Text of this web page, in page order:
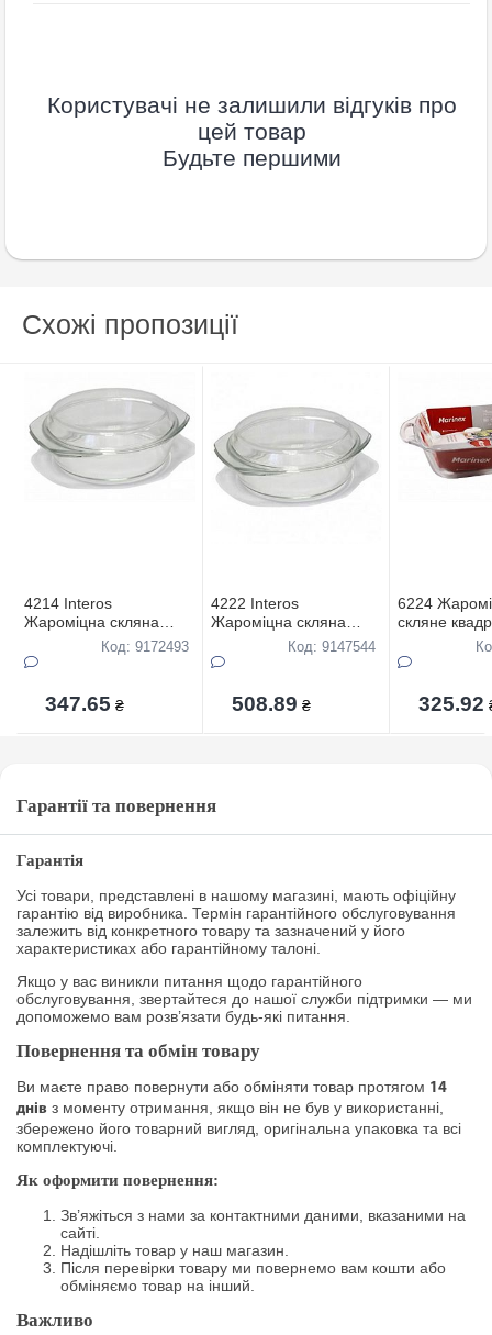
Користувачі не залишили відгуків про
цей товар
Будьте першими
Схожі пропозиції
4214 Interos
Жароміцна скляна
каструля об`єм 2,5 л
Код: 9172493
347.65 ₴
4222 Interos
Жароміцна скляна
каструля об`єм 3,0 л
Код: 9147544
508.89 ₴
6224
скляне
з ручками
325.92
Гарантії та повернення
Гарантія
Усі товари, представлені в нашому магазині, мають офіційну
гарантію від виробника. Термін гарантійного обслуговування
залежить від конкретного товару та зазначений у його
характеристиках або гарантійному талоні.
Якщо у вас виникли питання щодо гарантійного
обслуговування, звертайтеся до нашої служби підтримки — ми
допоможемо вам розв’язати будь-які питання.
Повернення та обмін товару
Ви маєте право повернути або обміняти товар протягом 14
днів з моменту отримання, якщо він не був у використанні,
збережено його товарний вигляд, оригінальна упаковка та всі
комплектуючі.
Як оформити повернення:
Зв’яжіться з нами за контактними даними, вказаними на
сайті.
Надішліть товар у наш магазин.
Після перевірки товару ми повернемо вам кошти або
обміняємо товар на інший.
Важливо